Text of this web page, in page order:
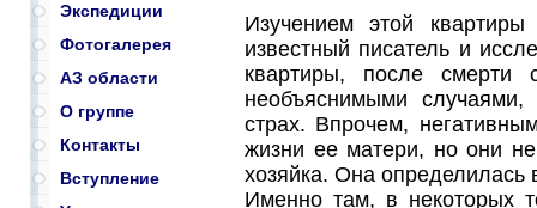
Экспедиции
Фотогалерея
АЗ области
О группе
Контакты
Вступление
Изучением этой
известный писатель и
квартиры, после смерти
необъяснимыми
страх. Впрочем,
жизни ее матери, но они
хозяйка. Она
Именно там, в некоторых